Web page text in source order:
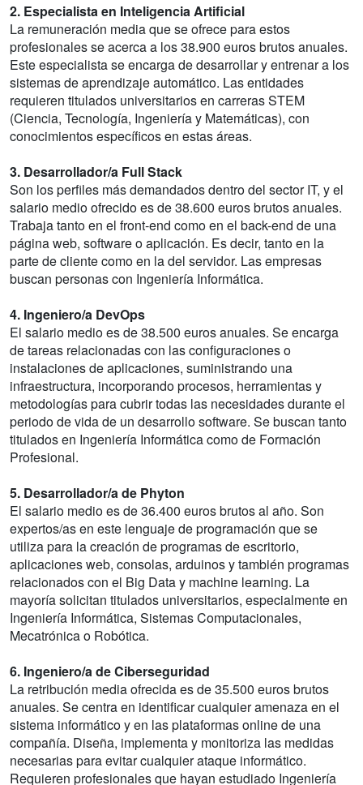
2. Especialista en Inteligencia Artificial
La remuneración media que se ofrece para estos
profesionales se acerca a los 38.900 euros brutos anuales.
Este especialista se encarga de desarrollar y entrenar a los
sistemas de aprendizaje automático. Las entidades
requieren titulados universitarios en carreras STEM
(Ciencia, Tecnología, Ingeniería y Matemáticas), con
conocimientos específicos en estas áreas.
3. Desarrollador/a Full Stack
Son los perfiles más demandados dentro del sector IT, y el
salario medio ofrecido es de 38.600 euros brutos anuales.
Trabaja tanto en el front-end como en el back-end de una
página web, software o aplicación. Es decir, tanto en la
parte de cliente como en la del servidor. Las empresas
buscan personas con Ingeniería Informática.
4. Ingeniero/a DevOps
El salario medio es de 38.500 euros anuales. Se encarga
de tareas relacionadas con las configuraciones o
instalaciones de aplicaciones, suministrando una
infraestructura, incorporando procesos, herramientas y
metodologías para cubrir todas las necesidades durante el
periodo de vida de un desarrollo software. Se buscan tanto
titulados en Ingeniería Informática como de Formación
Profesional.
5. Desarrollador/a de Phyton
El salario medio es de 36.400 euros brutos al año. Son
expertos/as en este lenguaje de programación que se
utiliza para la creación de programas de escritorio,
aplicaciones web, consolas, arduinos y también programas
relacionados con el Big Data y machine learning. La
mayoría solicitan titulados universitarios, especialmente en
Ingeniería Informática, Sistemas Computacionales,
Mecatrónica o Robótica.
6. Ingeniero/a de Ciberseguridad
La retribución media ofrecida es de 35.500 euros brutos
anuales. Se centra en identificar cualquier amenaza en el
sistema informático y en las plataformas online de una
compañía. Diseña, implementa y monitoriza las medidas
necesarias para evitar cualquier ataque informático.
Requieren profesionales que hayan estudiado Ingeniería